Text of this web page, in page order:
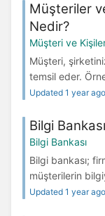
Müşteriler
Nedir?
Müşteri ve
Müşteri,
temsil eder.
Updated 1 year
Bilgi
Bilgi Bankası
Bilgi bankası;
müşterilerin
Updated 1 year